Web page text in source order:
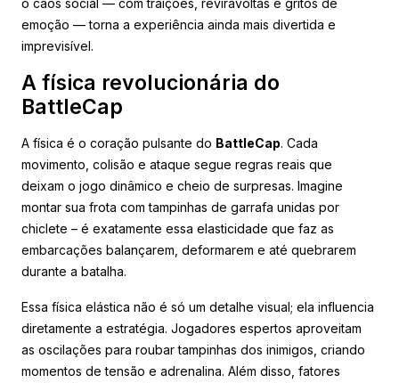
o caos social — com traições, reviravoltas e gritos de
emoção — torna a experiência ainda mais divertida e
imprevisível.
A física revolucionária do
BattleCap
A física é o coração pulsante do BattleCap. Cada
movimento, colisão e ataque segue regras reais que
deixam o jogo dinâmico e cheio de surpresas. Imagine
montar sua frota com tampinhas de garrafa unidas por
chiclete – é exatamente essa elasticidade que faz as
embarcações balançarem, deformarem e até quebrarem
durante a batalha.
Essa física elástica não é só um detalhe visual; ela influencia
diretamente a estratégia. Jogadores espertos aproveitam
as oscilações para roubar tampinhas dos inimigos, criando
momentos de tensão e adrenalina. Além disso, fatores